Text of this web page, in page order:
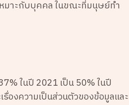
หมาะกับบุคคล ในขณะที่มนุษย์ทำ
ในปี 2021 เป็น 50% ในปี
รื่องความเป็นส่วนตัวของข้อมูลและ